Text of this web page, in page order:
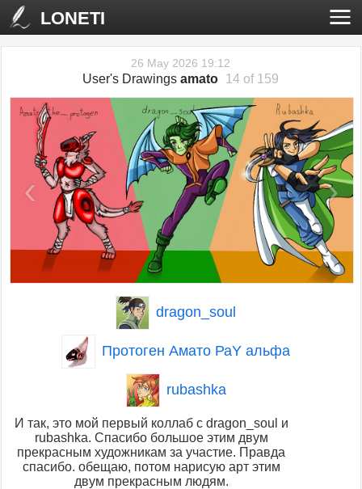
LONETI
26 May 2026 19:12
User's Drawingsamato 14 of 159
‹ ›
dragon_soul
Протоген Амато РаY альфа
rubashka
И так, это мой первый коллаб с dragon_soul и
rubashka. Спасибо большое этим двум
прекрасным художникам за участие. Правда
спасибо. обещаю, потом нарисую арт этим
двум прекрасным людям.